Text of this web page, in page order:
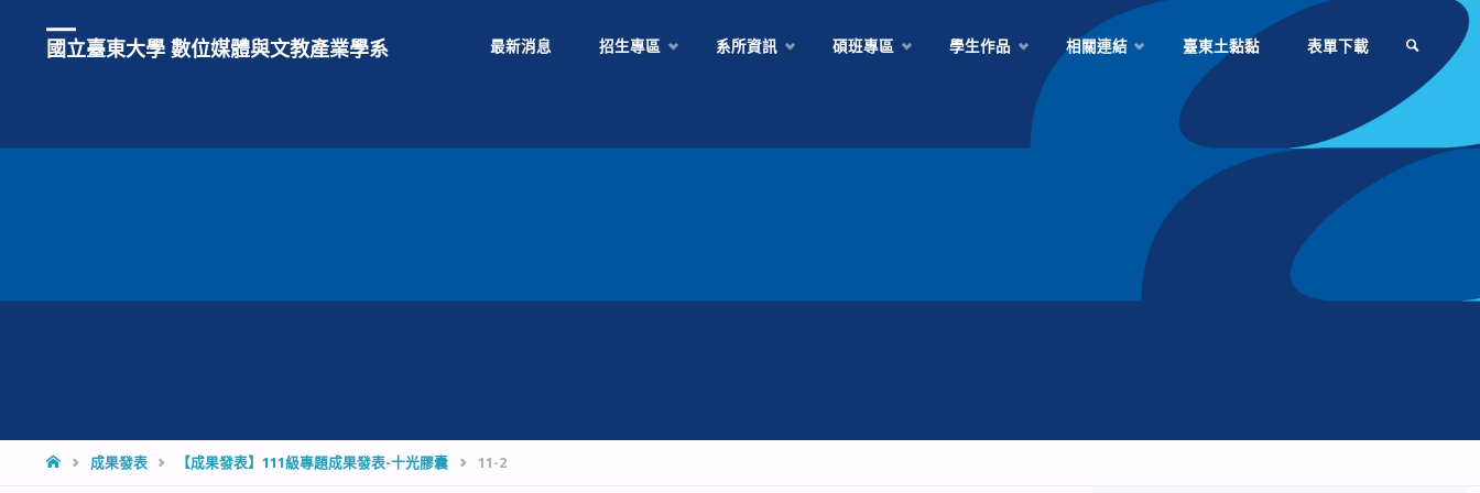
國立臺東大學 數位媒體與文教產業學系 最新消息 招生專區 系所資訊 碩班專區 學生作品 相關連結 臺東土黏黏 表單下載
HOME成果發表 【成果發表】111級專題成果發表-十光膠囊 11-2